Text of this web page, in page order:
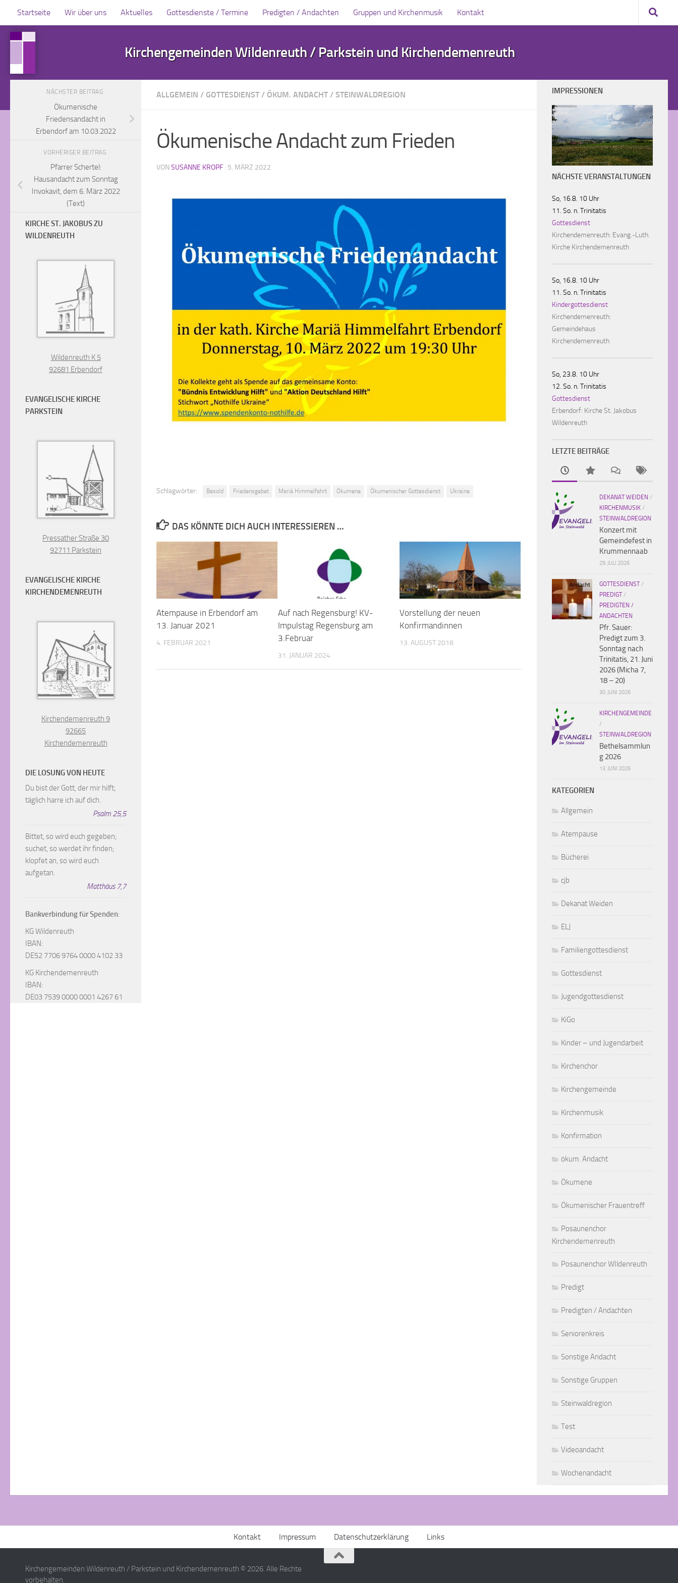
Zum Inhalt springen
Startseite Wir über uns Aktuelles Gottesdienste / Termine Predigten / Andachten Gruppen und Kirchenmusik Kontakt
Kirchengemeinden Wildenreuth / Parkstein und Kirchendemenreuth
ALLGEMEIN / GOTTESDIENST / ÖKUM. ANDACHT / STEINWALDREGION
Ökumenische Andacht zum Frieden
VON SUSANNE KROPF · 5. MÄRZ 2022
Schlagwörter: Besold Friedensgebet Mariä Himmelfahrt Ökumene Ökumenischer Gottesdienst Ukraine
DAS KÖNNTE DICH AUCH INTERESSIEREN …
Atempause in Erbendorf am
13. Januar 2021
4. FEBRUAR 2021
Auf nach Regensburg! KV-
Impulstag Regensburg am
3.Februar
31. JANUAR 2024
Vorstellung der neuen
Konfirmandinnen
13. AUGUST 2018
NÄCHSTER BEITRAG
Ökumenische
Friedensandacht in
Erbendorf am 10.03.2022
VORHERIGER BEITRAG
Pfarrer Schertel:
Hausandacht zum Sonntag
Invokavit, dem 6. März 2022
(Text)
KIRCHE ST. JAKOBUS ZU
WILDENREUTH
Wildenreuth K 5
92681 Erbendorf
EVANGELISCHE KIRCHE
PARKSTEIN
Pressather Straße 30
92711 Parkstein
EVANGELISCHE KIRCHE
KIRCHENDEMENREUTH
Kirchendemenreuth 9
92665
Kirchendemenreuth
DIE LOSUNG VON HEUTE
Du bist der Gott, der mir hilft;
täglich harre ich auf dich.
Psalm 25,5
Bittet, so wird euch gegeben;
suchet, so werdet ihr finden;
klopfet an, so wird euch
aufgetan.
Matthäus 7,7
Bankverbindung für Spenden:
KG Wildenreuth
IBAN:
DE52 7706 9764 0000 4102 33
KG Kirchendemenreuth
IBAN:
DE03 7539 0000 0001 4267 61
IMPRESSIONEN
Blick vom Feuerherd über Kirchendemenreuth in Richtung Oed und Parkstein
NÄCHSTE VERANSTALTUNGEN
So, 16.8. 10 Uhr
11. So. n. Trinitatis
Gottesdienst
Kirchendemenreuth: Evang.-Luth.
Kirche Kirchendemenreuth
So, 16.8. 10 Uhr
11. So. n. Trinitatis
Kindergottesdienst
Kirchendemenreuth:
Gemeindehaus
Kirchendemenreuth
So, 23.8. 10 Uhr
12. So. n. Trinitatis
Gottesdienst
Erbendorf: Kirche St. Jakobus
Wildenreuth
LETZTE BEITRÄGE
DEKANAT WEIDEN /
KIRCHENMUSIK /
STEINWALDREGION
Konzert mit
Gemeindefest in
Krummennaab
29. JULI 2026
GOTTESDIENST/
PREDIGT/
PREDIGTEN /
ANDACHTEN
Pfr. Sauer:
Predigt zum 3.
Sonntag nach
Trinitatis, 21. Juni
2026 (Micha 7,
18 – 20)
30. JUNI 2026
KIRCHENGEMEINDE
/
STEINWALDREGION
Bethelsammlun
g 2026
13. JUNI 2026
KATEGORIEN
Allgemein
Atempause
Bücherei
cjb
Dekanat Weiden
ELJ
Familiengottesdienst
Gottesdienst
Jugendgottesdienst
KiGo
Kinder – und Jugendarbeit
Kirchenchor
Kirchengemeinde
Kirchenmusik
Konfirmation
ökum. Andacht
Ökumene
Ökumenischer Frauentreff
Posaunenchor
Kirchendemenreuth
Posaunenchor WIldenreuth
Predigt
Predigten / Andachten
Seniorenkreis
Sonstige Andacht
Sonstige Gruppen
Steinwaldregion
Test
Videoandacht
Wochenandacht
Kontakt Impressum Datenschutzerklärung Links
Kirchengemeinden Wildenreuth / Parkstein und Kirchendemenreuth © 2026. Alle Rechte
vorbehalten.